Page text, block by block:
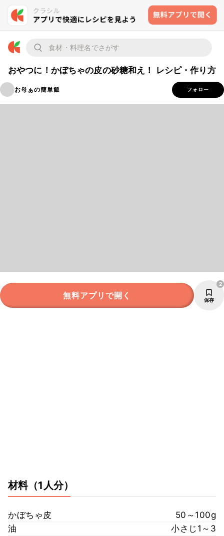
おやつに！かぼちゃの皮の砂糖和え！ レシピ・作り方
お母ぁの簡単飯 フォロー
無料アプリで開く 保存
2
材料（1人分）
かぼちゃ皮
50～100g
油
小さじ1～3